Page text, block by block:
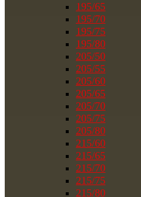
195/65
195/70
195/75
195/80
205/50
205/55
205/60
205/65
205/70
205/75
205/80
215/60
215/65
215/70
215/75
215/80